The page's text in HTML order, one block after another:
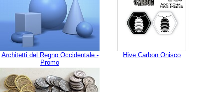
Architetti del Regno Occidentale -
Promo
Hive Carbon Onisco